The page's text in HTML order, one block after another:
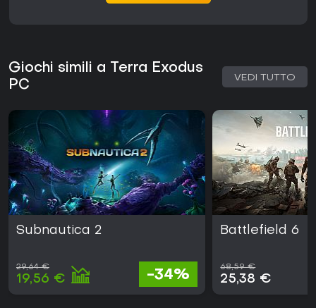
Giochi simili a Terra Exodus
PC
VEDI TUTTO
Subnautica 2
29,64 €
19,56 € -34%
Battlefield 6
68,59 €
25,38 €